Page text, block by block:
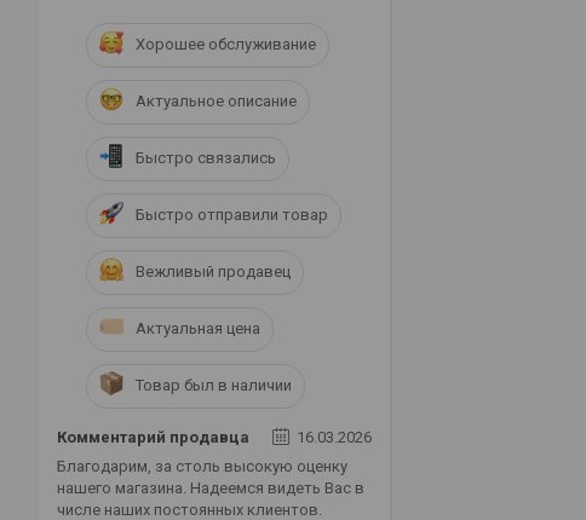
Хорошее обслуживание
Актуальное описание
Быстро связались
Быстро отправили товар
Вежливый продавец
Актуальная цена
Товар был в наличии
Комментарий продавца
16.03.2026
Благодарим, за столь высокую оценку
нашего магазина. Надеемся видеть Вас в
числе наших постоянных клиентов.